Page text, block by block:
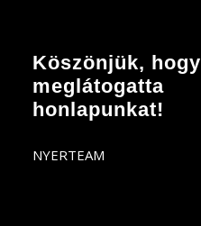
Köszönjük, hogy
meglátogatta
honlapunkat!
NYERTEAM